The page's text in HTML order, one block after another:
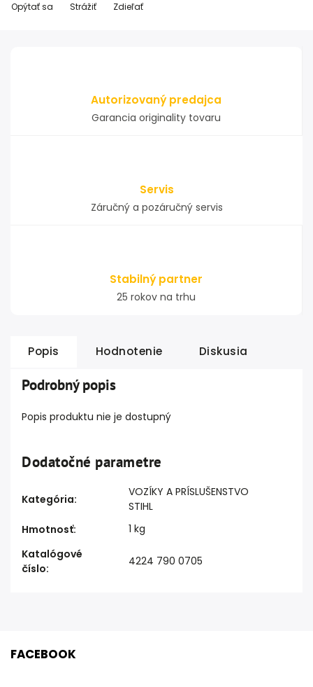
Opýtať sa Strážiť Zdieľať
Autorizovaný predajca
Garancia originality tovaru
Servis
Záručný a pozáručný servis
Stabilný partner
25 rokov na trhu
Popis Hodnotenie Diskusia
Podrobný popis
Popis produktu nie je dostupný
Dodatočné parametre
Kategória:
VOZÍKY A PRÍSLUŠENSTVO
STIHL
Hmotnosť:
1 kg
Katalógové
číslo:
4224 790 0705
FACEBOOK